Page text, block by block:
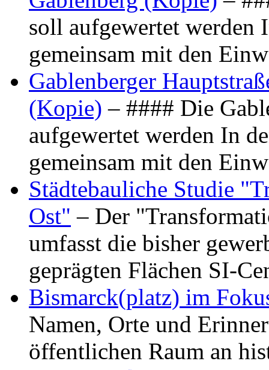
soll aufgewertet werden
gemeinsam mit den
Gablenberger
(Kopie) – #### Die
aufgewertet werden In
gemeinsam mit den
Städtebauliche Studie
Ost" – Der
umfasst die bisher
geprägten Flächen SI-
Bismarck(platz) im
Namen, Orte und
öffentlichen Raum an